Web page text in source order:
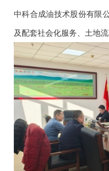
中科合成油技术股份有限
及配套社会化服务、土地